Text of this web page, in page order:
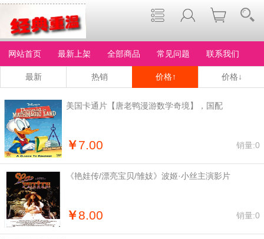
网站首页 最新上架 全部商品 常见问题 联系我们
最新 热销 价格↑ 价格↓
美国卡通片【唐老鸭漫游数学奇境】，国配
￥7.00 销量:0
《艳娃传/漂亮宝贝/雏妓》波姬·小丝主演影片
￥8.00 销量:0